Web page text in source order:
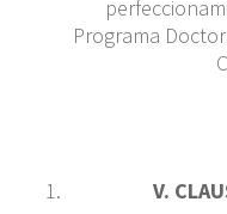
Programa
V.